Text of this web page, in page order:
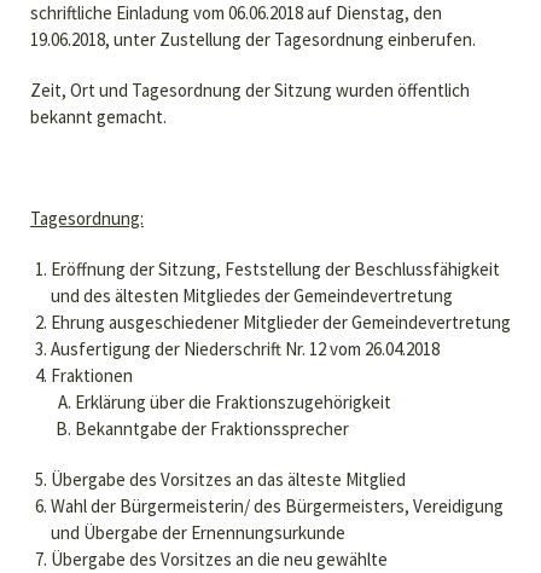
schriftliche Einladung vom 06.06.2018 auf Dienstag, den
19.06.2018, unter Zustellung der Tagesordnung einberufen.
Zeit, Ort und Tagesordnung der Sitzung wurden öffentlich
bekannt gemacht.
Tagesordnung:
Eröffnung der Sitzung, Feststellung der Beschlussfähigkeit
und des ältesten Mitgliedes der Gemeindevertretung
Ehrung ausgeschiedener Mitglieder der Gemeindevertretung
Ausfertigung der Niederschrift Nr. 12 vom 26.04.2018
Fraktionen
Erklärung über die Fraktionszugehörigkeit
Bekanntgabe der Fraktionssprecher
Übergabe des Vorsitzes an das älteste Mitglied
Wahl der Bürgermeisterin/ des Bürgermeisters, Vereidigung
und Übergabe der Ernennungsurkunde
Übergabe des Vorsitzes an die neu gewählte